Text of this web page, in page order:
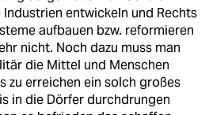
Industrien entwickeln und Rechts
aufbauen bzw. reformieren
nicht. Noch dazu muss man
die Mittel und Menschen
zu erreichen ein solch großes
in die Dörfer durchdrungen